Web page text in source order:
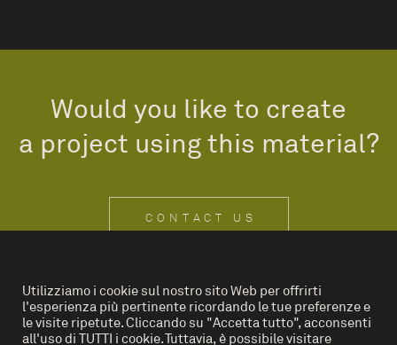
Would you like to create
a project using this material?
CONTACT US
IT EN
Utilizziamo i cookie sul nostro sito Web per offrirti
l'esperienza più pertinente ricordando le tue preferenze e
le visite ripetute. Cliccando su "Accetta tutto", acconsenti
all'uso di TUTTI i cookie. Tuttavia, è possibile visitare